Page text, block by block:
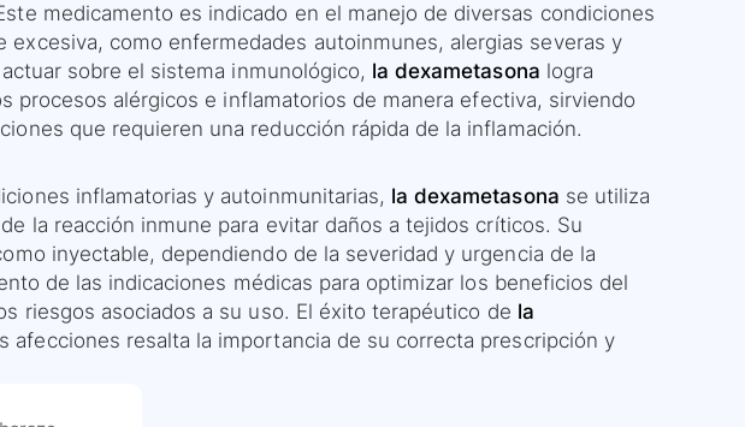
medicamento es indicado en el manejo de diversas condiciones
excesiva, como enfermedades autoinmunes, alergias severas y
sobre el sistema inmunológico, la dexametasona logra
procesos alérgicos e inflamatorios de manera efectiva, sirviendo
que requieren una reducción rápida de la inflamación.
inflamatorias y autoinmunitarias, la dexametasona se utiliza
la reacción inmune para evitar daños a tejidos críticos. Su
inyectable, dependiendo de la severidad y urgencia de la
de las indicaciones médicas para optimizar los beneficios del
riesgos asociados a su uso. El éxito terapéutico de la
afecciones resalta la importancia de su correcta prescripción y